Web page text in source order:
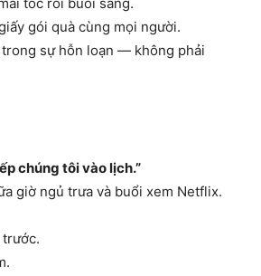
gói quà cùng mọi người.
sự hỗn loạn — không phải
chúng tôi vào lịch.”
giờ ngủ trưa và buổi xem Netflix.